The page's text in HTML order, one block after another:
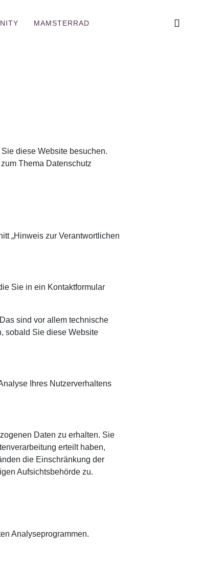
MAMSTERRAD
diese Website besuchen.
Thema Datenschutz
„Hinweis zur Verantwortlichen
Sie in ein Kontaktformular
sind vor allem technische
sobald Sie diese Website
Ihres Nutzerverhaltens
Daten zu erhalten. Sie
erteilt haben,
die Einschränkung der
Aufsichtsbehörde zu.
Analyseprogrammen.